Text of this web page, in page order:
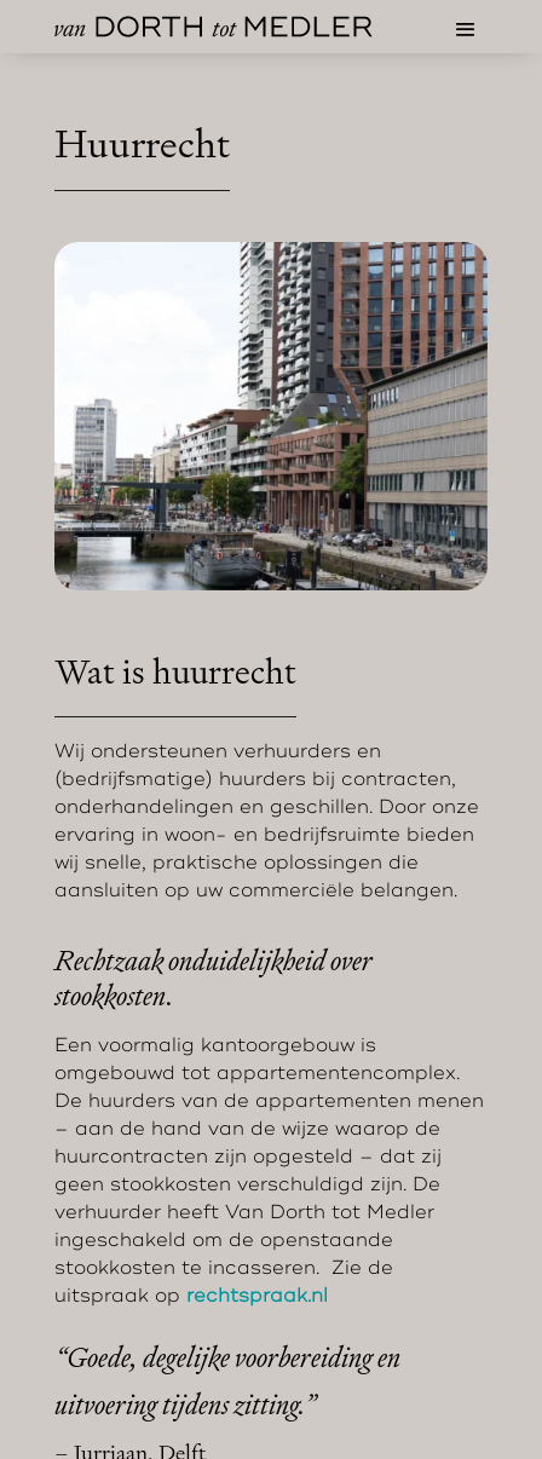
Huurrecht
Wat is huurrecht
Wij ondersteunen verhuurders en
(bedrijfsmatige) huurders bij contracten,
onderhandelingen en geschillen. Door onze
ervaring in woon- en bedrijfsruimte bieden
wij snelle, praktische oplossingen die
aansluiten op uw commerciële belangen.
Rechtzaak onduidelijkheid over
stookkosten.
Een voormalig kantoorgebouw is
omgebouwd tot appartementencomplex.
De huurders van de appartementen menen
– aan de hand van de wijze waarop de
huurcontracten zijn opgesteld – dat zij
geen stookkosten verschuldigd zijn. De
verhuurder heeft Van Dorth tot Medler
ingeschakeld om de openstaande
stookkosten te incasseren. Zie de
uitspraak op rechtspraak.nl
“Goede, degelijke voorbereiding en
uitvoering tijdens zitting.”